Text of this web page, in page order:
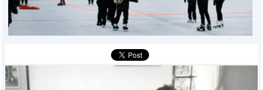
MÁS
BÚSQUEDA